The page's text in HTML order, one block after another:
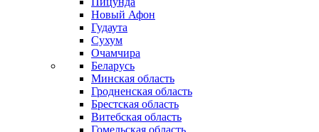
Новый Афон
Гудаута
Сухум
Очамчира
Беларусь
Минская область
Гродненская область
Брестская область
Витебская область
Гомельская область